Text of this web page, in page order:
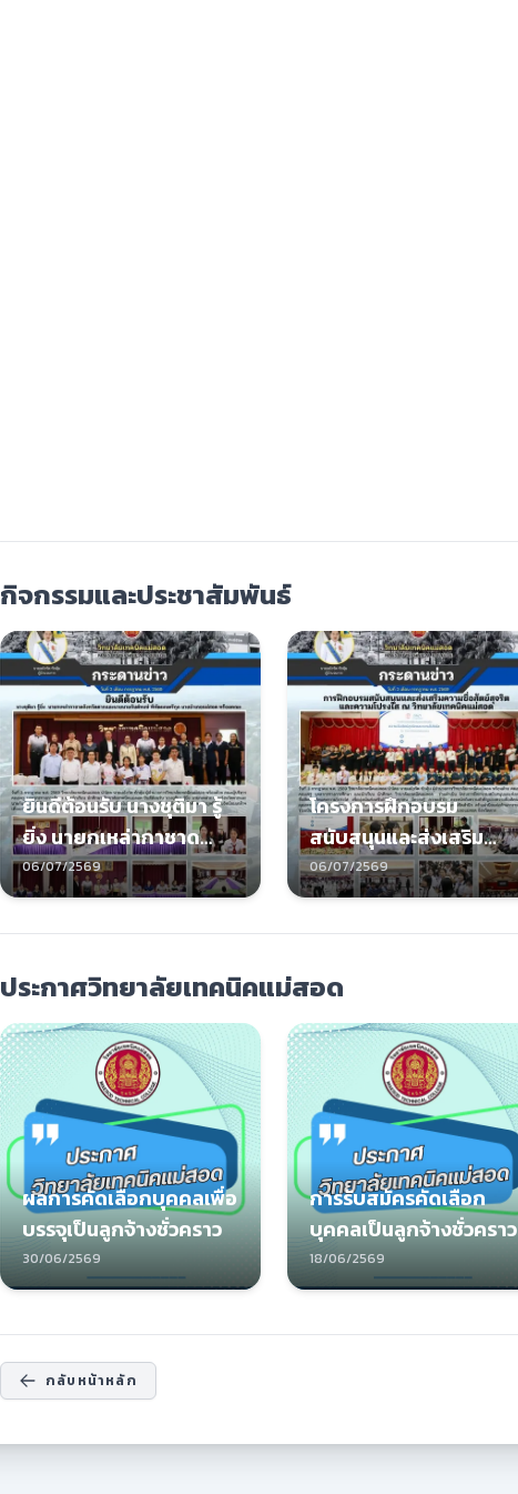
กิจกรรมและประชาสัมพันธ์
ยินดีต้อนรับ นางชุติมา รู้
ยิ่ง นายกเหล่ากาชาด
จังหวัดตากและนายกันต์
พงษ์ พิพัฒมนตรีกุล นาย
อำเภอแม่สอด พร้อมคณะ
06/07/2569
โครงการฝึกอบรม
สนับสนุนและส่งเสริม
ความซื่อสัตย์สุจริตและ
ความโปร่งใส
06/07/2569
ประกาศวิทยาลัยเทคนิคแม่สอด
ผลการคัดเลือกบุคคลเพื่อ
บรรจุเป็นลูกจ้างชั่วคราว
30/06/2569
การรับสมัครคัดเลือก
บุคคลเป็นลูกจ้างชั่วคราว
18/06/2569
กลับหน้าหลัก